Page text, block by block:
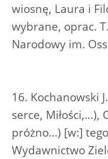
wiosnę, Laura i
wybrane, oprac.
Narodowy im.
16. Kochanowski
serce, Miłości,...),
próżno...) [w:]
Wydawnictwo